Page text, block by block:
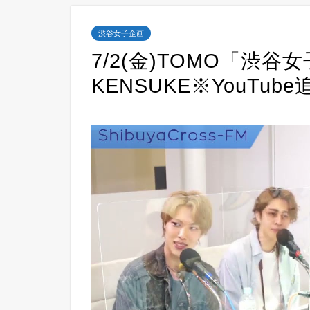
渋谷女子企画
7/2(金)TOMO「渋谷
KENSUKE※YouTube